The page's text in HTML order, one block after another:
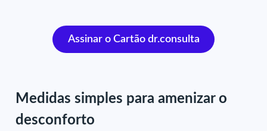
Assinar o Cartão dr.consulta
Medidas simples para amenizar o
desconforto